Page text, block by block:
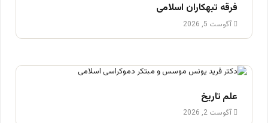
فرقه تبهکاران اسلامی
آگوست 5, 2026
علم تاریخ
آگوست 2, 2026